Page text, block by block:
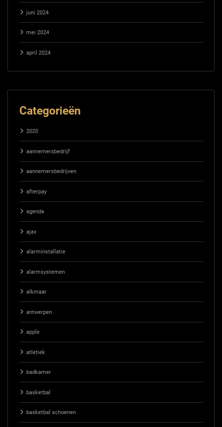
juni 2024
mei 2024
april 2024
Categorieën
2020
aannemersbedrijf
aannemersbedrijven
afterpay
agenda
ajax
alarminstallatie
alarmsystemen
alkmaar
antwerpen
apple
atletiek
badkamer
basketbal
basketbal schoenen